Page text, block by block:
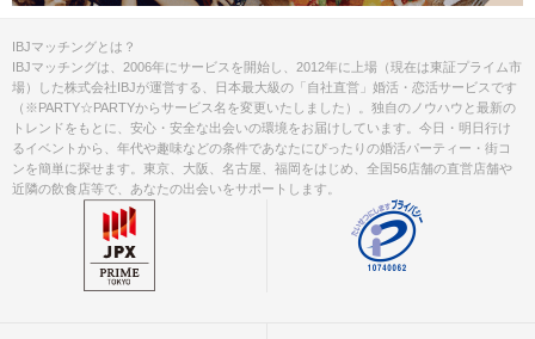
IBJマッチングとは？
IBJマッチングは、2006年にサービスを開始し、2012年に上場（現在は東証プライム市
場）した株式会社IBJが運営する、日本最大級の「自社直営」婚活・恋活サービスです
（※PARTY☆PARTYからサービス名を変更いたしました）。独自のノウハウと最新の
トレンドをもとに、安心・安全な出会いの環境をお届けしています。今日・明日行け
るイベントから、年代や趣味などの条件であなたにぴったりの婚活パーティー・街コ
ンを簡単に探せます。東京、大阪、名古屋、福岡をはじめ、全国56店舗の直営店舗や
近隣の飲食店等で、あなたの出会いをサポートします。